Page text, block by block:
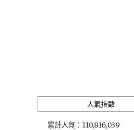
人氣指數
累計人氣： 110,816,039